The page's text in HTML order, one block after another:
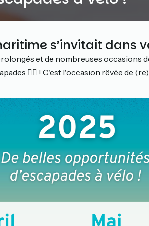
s’invitait dans
et de nombreuses occasions
🚴‍♀️ ! C'est l'occasion rêvée de